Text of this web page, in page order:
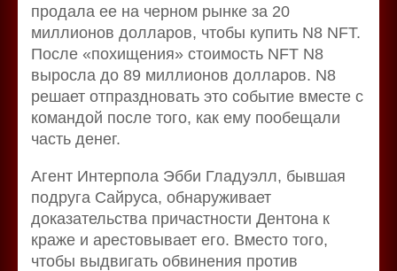
продала ее на черном рынке за 20
миллионов долларов, чтобы купить N8 NFT.
После «похищения» стоимость NFT N8
выросла до 89 миллионов долларов. N8
решает отпраздновать это событие вместе с
командой после того, как ему пообещали
часть денег.
Агент Интерпола Эбби Гладуэлл, бывшая
подруга Сайруса, обнаруживает
доказательства причастности Дентона к
краже и арестовывает его. Вместо того,
чтобы выдвигать обвинения против